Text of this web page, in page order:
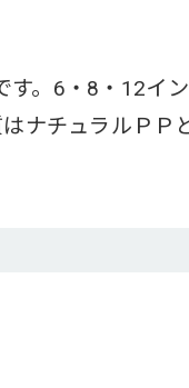
。6・8・12イ
ナチュラルＰＰ